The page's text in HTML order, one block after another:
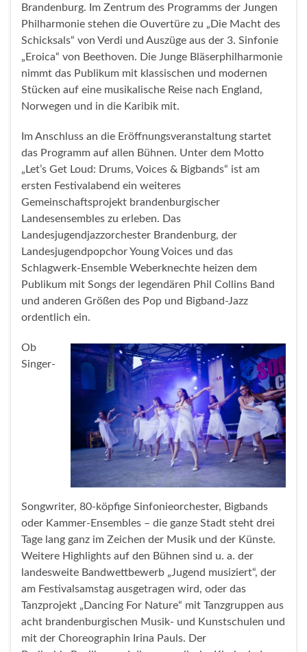
Brandenburg. Im Zentrum des Programms der Jungen
Philharmonie stehen die Ouvertüre zu „Die Macht des
Schicksals“ von Verdi und Auszüge aus der 3. Sinfonie
„Eroica“ von Beethoven. Die Junge Bläserphilharmonie
nimmt das Publikum mit klassischen und modernen
Stücken auf eine musikalische Reise nach England,
Norwegen und in die Karibik mit.
Im Anschluss an die Eröffnungsveranstaltung startet
das Programm auf allen Bühnen. Unter dem Motto
„Let’s Get Loud: Drums, Voices & Bigbands“ ist am
ersten Festivalabend ein weiteres
Gemeinschaftsprojekt brandenburgischer
Landesensembles zu erleben. Das
Landesjugendjazzorchester Brandenburg, der
Landesjugendpopchor Young Voices und das
Schlagwerk-Ensemble Weberknechte heizen dem
Publikum mit Songs der legendären Phil Collins Band
und anderen Größen des Pop und Bigband-Jazz
ordentlich ein.
Ob
Singer-
Songwriter, 80-köpfige Sinfonieorchester, Bigbands
oder Kammer-Ensembles – die ganze Stadt steht drei
Tage lang ganz im Zeichen der Musik und der Künste.
Weitere Highlights auf den Bühnen sind u. a. der
landesweite Bandwettbewerb „Jugend musiziert“, der
am Festivalsamstag ausgetragen wird, oder das
Tanzprojekt „Dancing For Nature“ mit Tanzgruppen aus
acht brandenburgischen Musik- und Kunstschulen und
mit der Choreographin Irina Pauls. Der